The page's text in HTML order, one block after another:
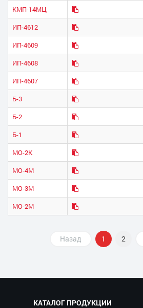
КМП-14МЦ
ИП-4612
ИП-4609
ИП-4608
ИП-4607
Б-3
Б-2
Б-1
МО-2K
МО-4М
МО-3М
МО-2М
Назад 1 2
КАТАЛОГ ПРОДУКЦИИ